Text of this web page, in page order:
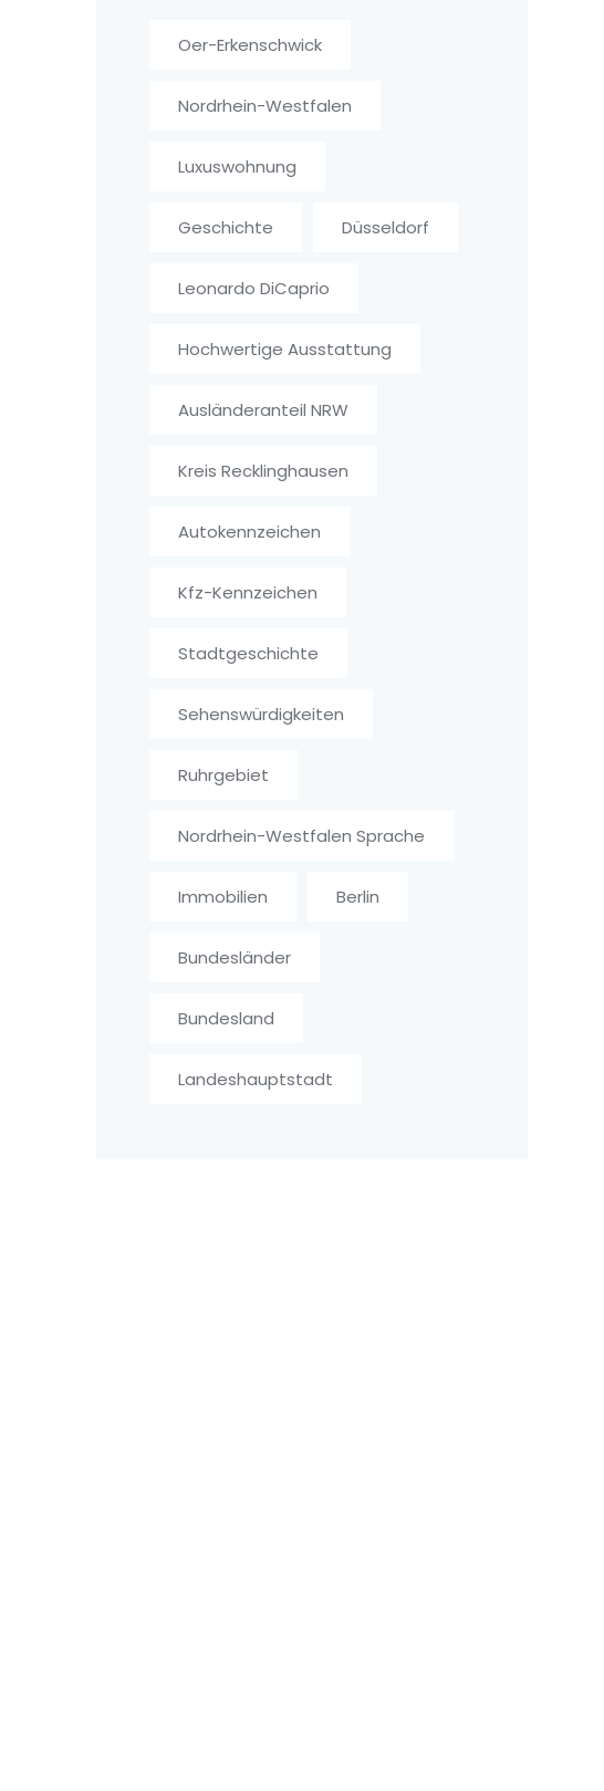
Oer-Erkenschwick
Nordrhein-Westfalen
Luxuswohnung
Geschichte Düsseldorf
Leonardo DiCaprio
Hochwertige Ausstattung
Ausländeranteil NRW
Kreis Recklinghausen
Autokennzeichen
Kfz-Kennzeichen
Stadtgeschichte
Sehenswürdigkeiten
Ruhrgebiet
Nordrhein-Westfalen Sprache
Immobilien Berlin
Bundesländer
Bundesland
Landeshauptstadt